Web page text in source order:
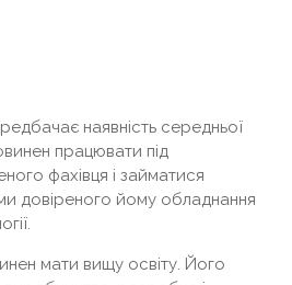
наявність середньої
працювати під
фахівця і займатися
довіреного йому обладнання
мати вищу освіту. Його